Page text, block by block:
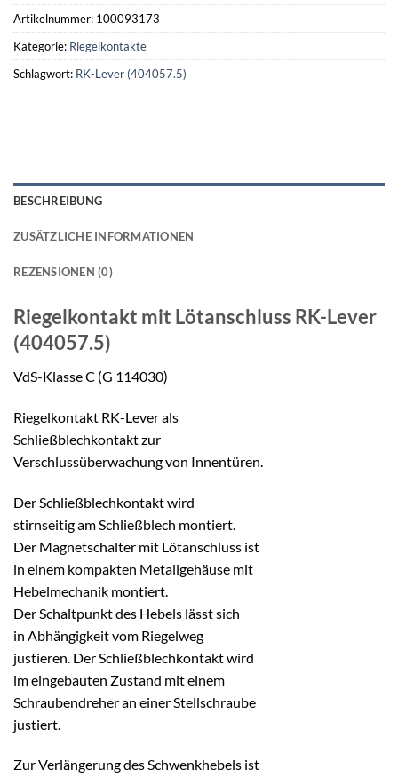
Artikelnummer: 100093173
Kategorie: Riegelkontakte
Schlagwort: RK-Lever (404057.5)
BESCHREIBUNG
ZUSÄTZLICHE INFORMATIONEN
REZENSIONEN (0)
Riegelkontakt mit Lötanschluss RK-Lever
(404057.5)
VdS-Klasse C (G 114030)
Riegelkontakt RK-Lever als
Schließblechkontakt zur
Verschlussüberwachung von Innentüren.
Der Schließblechkontakt wird
stirnseitig am Schließblech montiert.
Der Magnetschalter mit Lötanschluss ist
in einem kompakten Metallgehäuse mit
Hebelmechanik montiert.
Der Schaltpunkt des Hebels lässt sich
in Abhängigkeit vom Riegelweg
justieren. Der Schließblechkontakt wird
im eingebauten Zustand mit einem
Schraubendreher an einer Stellschraube
justiert.
Zur Verlängerung des Schwenkhebels ist